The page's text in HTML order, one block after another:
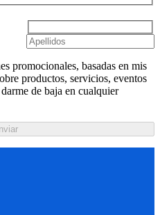
promocionales, basadas en mis
productos, servicios, eventos
de baja en cualquier